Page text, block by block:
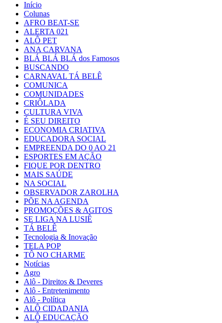
Início
Colunas
AFRO BEAT-SE
ALERTA 021
ALÔ PET
ANA CARVANA
BLÁ BLÁ BLÁ dos Famosos
BUSCANDO
CARNAVAL TÁ BELÊ
COMUNICA
COMUNIDADES
CRIÔLADA
CULTURA VIVA
É SEU DIREITO
ECONOMIA CRIATIVA
EDUCADORA SOCIAL
EMPREENDA DO 0 AO 21
ESPORTES EM AÇÃO
FIQUE POR DENTRO
MAIS SAÚDE
NA SOCIAL
OBSERVADOR ZAROLHA
PÕE NA AGENDA
PROMOÇÕES & AGITOS
SE LIGA NA LUSIÊ
TÁ BELÊ
Tecnologia & Inovação
TELA POP
TÔ NO CHARME
Notícias
Agro
Alô - Direitos & Deveres
Alô - Entretenimento
Alô - Política
ALÔ CIDADANIA
ALÔ EDUCAÇÃO